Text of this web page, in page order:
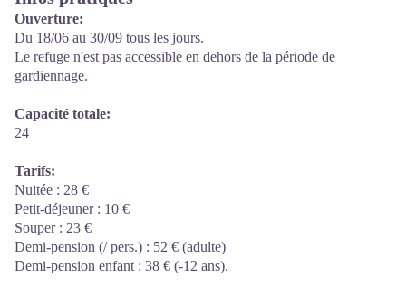
Ouverture:
Du 18/06 au 30/09 tous les jours.
Le refuge n'est pas accessible en dehors de la période de
gardiennage.
Capacité totale:
24
Tarifs:
Nuitée : 28 €
Petit-déjeuner : 10 €
Souper : 23 €
Demi-pension (/ pers.) : 52 € (adulte)
Demi-pension enfant : 38 € (-12 ans).